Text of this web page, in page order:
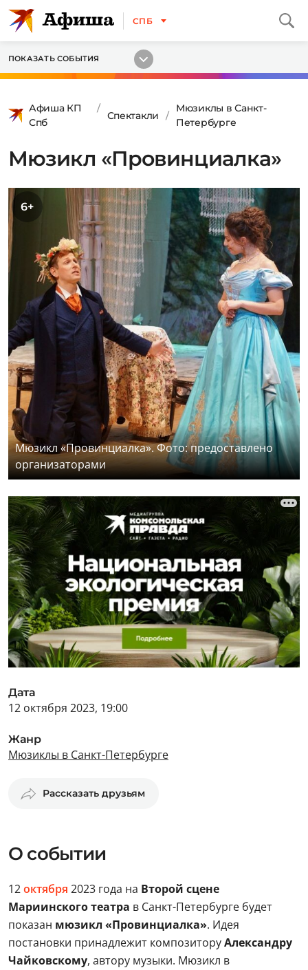
СПБ
ПОКАЗАТЬ СОБЫТИЯ
Афиша КП
Спб
Спектакли
Мюзиклы в Санкт-
Петербурге
Мюзикл «Провинциалка»
6+
Мюзикл «Провинциалка». Фото: предоставлено
организаторами
Дата
12 октября 2023, 19:00
Жанр
Мюзиклы в Санкт-Петербурге
Рассказать друзьям
О событии
12октября 2023 года на Второй сцене
Мариинского театра в Санкт-Петербурге будет
показан мюзикл «Провинциалка». Идея
постановки принадлежит композиторуАлександру
Чайковскому, автору музыки. Мюзикл в